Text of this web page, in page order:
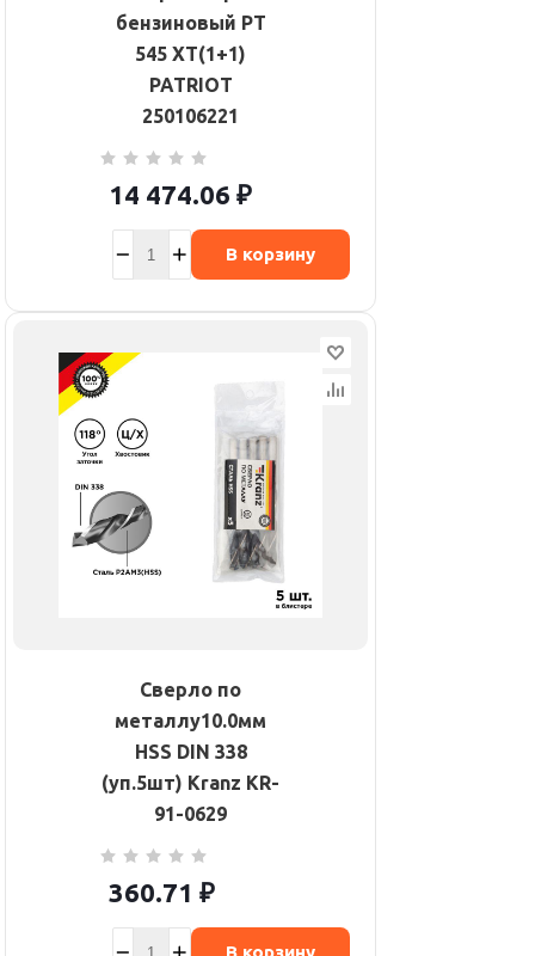
бензиновый PT
545 XT(1+1)
PATRIOT
250106221
14 474.06 ₽
В корзину
Сверло по
металлу10.0мм
HSS DIN 338
(уп.5шт) Kranz KR-
91-0629
360.71 ₽